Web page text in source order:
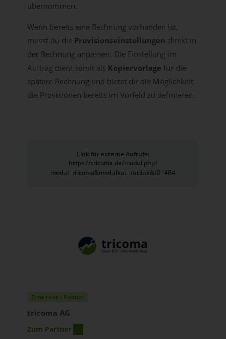
übernommen.
Wenn bereits eine Rechnung vorhanden ist,
musst du die Provisionseinstellungen direkt in
der Rechnung anpassen. Die Einstellung im
Auftrag dient somit als Kopiervorlage für die
spätere Rechnung und bietet dir die Möglichkeit,
die Provisionen bereits im Vorfeld zu definieren.
Link für externe Aufrufe:
https://tricoma.de/modul.php?
modul=tricoma&modulkat=tutlink&ID=484
Entwickler / Partner
tricoma AG
Zum Partner